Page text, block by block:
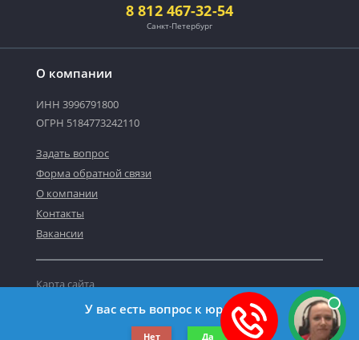
О компании
ИНН 3996791800
ОГРН 5184773242110
Задать вопрос
Форма обратной связи
О компании
Контакты
Вакансии
©2019-2026 Все права защищены.
Карта сайта
Политика персональных данных
8 812 467-32-54
Санкт-Петербург
У вас есть вопрос к юристу?
Нет Да